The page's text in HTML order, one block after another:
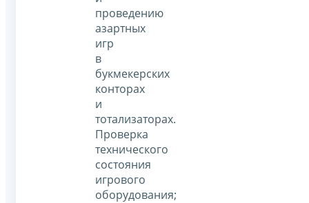
проведению
азартных
игр
в
букмекерских
конторах
и
тотализаторах.
Проверка
технического
состояния
игрового
оборудования;